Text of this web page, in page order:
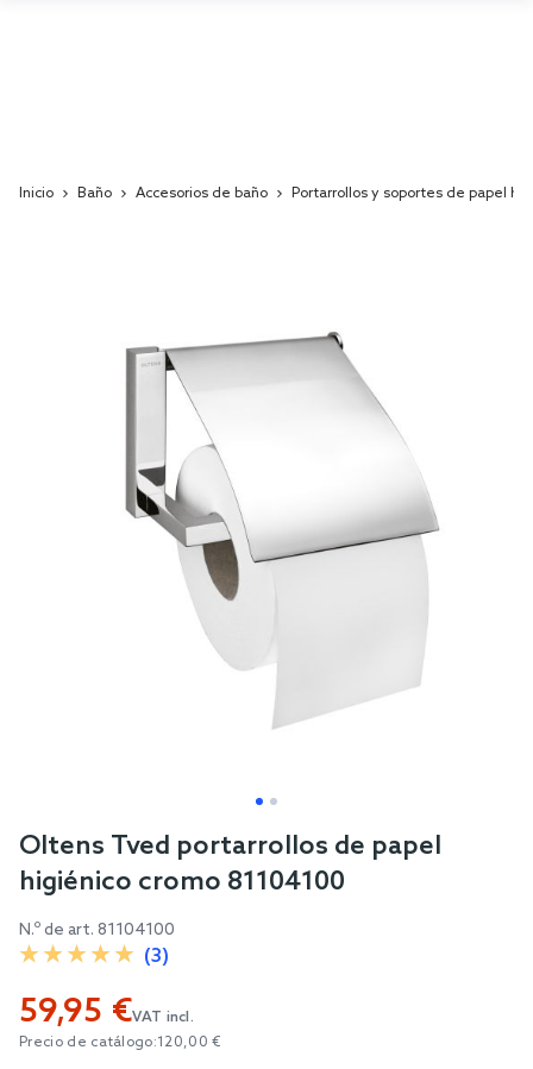
Inicio Baño Accesorios de baño Portarrollos y soportes de papel
Skip
to
the
beginning
of
images
gallery
Oltens Tved portarrollos de papel
higiénico cromo 81104100
N.º de art. 81104100
(3)
59,95 €VAT incl.
Precio de catálogo:120,00 €